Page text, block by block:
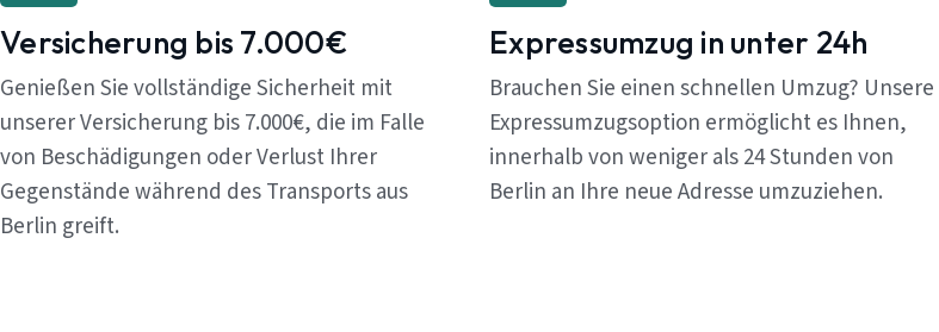
Versicherung bis 7.000€
Genießen Sie vollständige Sicherheit mit
unserer Versicherung bis 7.000€, die im Falle
von Beschädigungen oder Verlust Ihrer
Gegenstände während des Transports aus
Berlin greift.
Expressumzug in unter 24h
Brauchen Sie einen schnellen Umzug? Unsere
Expressumzugsoption ermöglicht es Ihnen,
innerhalb von weniger als 24 Stunden von
Berlin an Ihre neue Adresse umzuziehen.